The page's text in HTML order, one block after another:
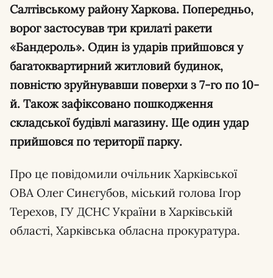
Салтівському району Харкова. Попередньо,
ворог застосував три крилаті ракети
«Бандероль». Один із ударів прийшовся у
багатоквартирний житловий будинок,
повністю зруйнувавши поверхи з 7-го по 10-
й. Також зафіксовано пошкодження
складської будівлі магазину. Ще один удар
прийшовся по території парку.
Про це повідомили очільник Харківської
ОВА Олег Синєгубов, міський голова Ігор
Терехов, ГУ ДСНС України в Харківській
області, Харківська обласна прокуратура.